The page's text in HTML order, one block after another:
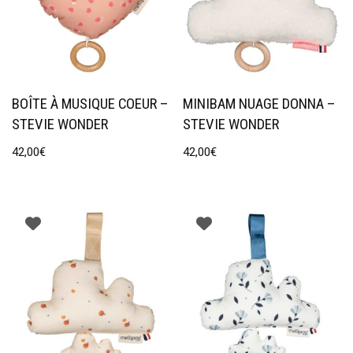
BOÎTE À MUSIQUE COEUR –
STEVIE WONDER
42,00€
MINIBAM NUAGE DONNA –
STEVIE WONDER
42,00€